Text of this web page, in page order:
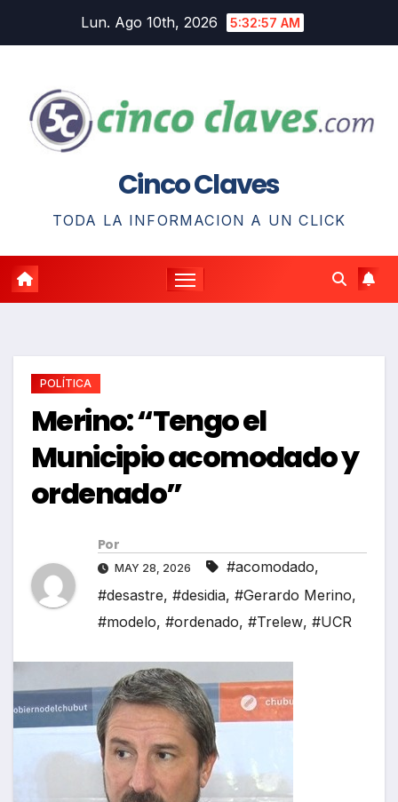
Lun. Ago 10th, 2026 5:32:58 AM
Cinco Claves
TODA LA INFORMACION A UN CLICK
POLÍTICA
Merino: “Tengo el
Municipio acomodado y
ordenado”
Por
MAY 28, 2026 #acomodado,
#desastre, #desidia, #Gerardo Merino,
#modelo, #ordenado, #Trelew, #UCR